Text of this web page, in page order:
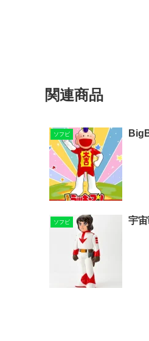
関連商品
ソフビ
ソフビ 宇